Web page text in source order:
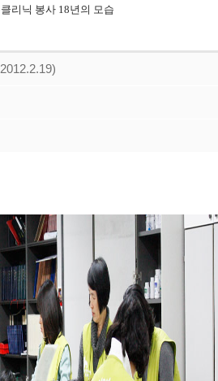
리닉 봉사 18년의 모습